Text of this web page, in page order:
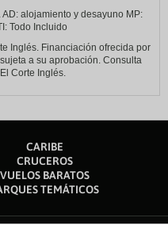
alojamiento y desayuno MP:
Todo Incluido
Inglés. Financiación ofrecida por
a su aprobación. Consulta
Corte Inglés.
CARIBE
CRUCEROS
VUELOS BARATOS
TEMÁTICOS